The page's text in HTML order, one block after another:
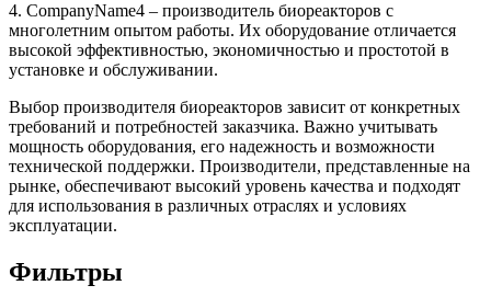
4. CompanyName4 – производитель биореакторов с
многолетним опытом работы. Их оборудование отличается
высокой эффективностью, экономичностью и простотой в
установке и обслуживании.
Выбор производителя биореакторов зависит от конкретных
требований и потребностей заказчика. Важно учитывать
мощность оборудования, его надежность и возможности
технической поддержки. Производители, представленные на
рынке, обеспечивают высокий уровень качества и подходят
для использования в различных отраслях и условиях
эксплуатации.
Фильтры